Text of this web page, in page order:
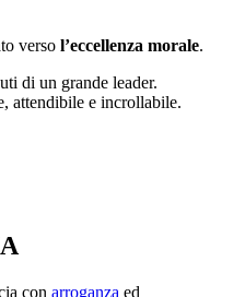
verso l’eccellenza morale.
di un grande leader.
attendibile e incrollabile.
con arroganza ed